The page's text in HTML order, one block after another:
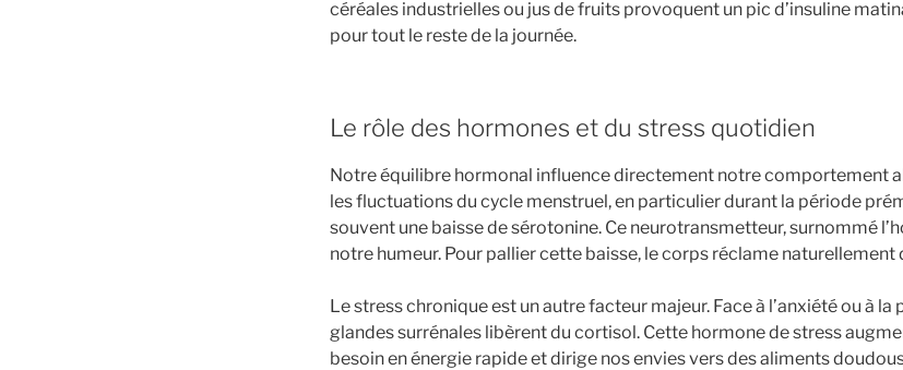
céréales industrielles ou jus de fruits provoquent un pic d’insuline
pour tout le reste de la journée.
Le rôle des hormones et du stress quotidien
Notre équilibre hormonal influence directement notre comportement
les fluctuations du cycle menstruel, en particulier durant la période
souvent une baisse de sérotonine. Ce neurotransmetteur, surnommé
notre humeur. Pour pallier cette baisse, le corps réclame naturellement
Le stress chronique est un autre facteur majeur. Face à l’anxiété ou à
glandes surrénales libèrent du cortisol. Cette hormone de stress
besoin en énergie rapide et dirige nos envies vers des aliments